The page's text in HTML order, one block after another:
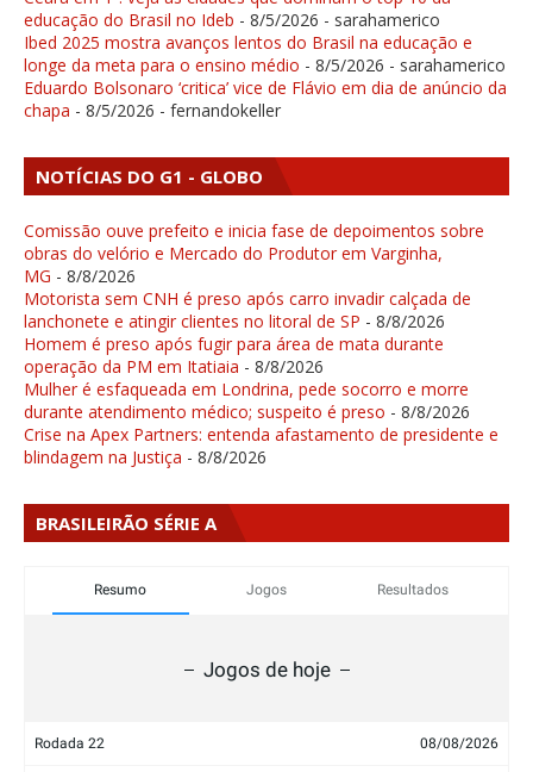
educação do Brasil no Ideb - 8/5/2026 - sarahamerico
Ibed 2025 mostra avanços lentos do Brasil na educação e
longe da meta para o ensino médio - 8/5/2026 - sarahamerico
Eduardo Bolsonaro ‘critica’ vice de Flávio em dia de anúncio da
chapa - 8/5/2026 - fernandokeller
NOTÍCIAS DO G1 - GLOBO
Comissão ouve prefeito e inicia fase de depoimentos sobre
obras do velório e Mercado do Produtor em Varginha,
MG - 8/8/2026
Motorista sem CNH é preso após carro invadir calçada de
lanchonete e atingir clientes no litoral de SP - 8/8/2026
Homem é preso após fugir para área de mata durante
operação da PM em Itatiaia - 8/8/2026
Mulher é esfaqueada em Londrina, pede socorro e morre
durante atendimento médico; suspeito é preso - 8/8/2026
Crise na Apex Partners: entenda afastamento de presidente e
blindagem na Justiça - 8/8/2026
BRASILEIRÃO SÉRIE A
Resumo Jogos Resultados
Jogos de hoje
Rodada 22 08/08/2026